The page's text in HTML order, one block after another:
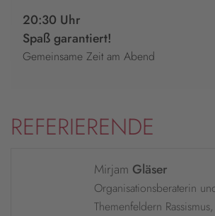
20:30 Uhr
Spaß garantiert!
Gemeinsame Zeit am Abend
REFERIERENDE
Mirjam Gläser
Organisationsberaterin
Themenfeldern